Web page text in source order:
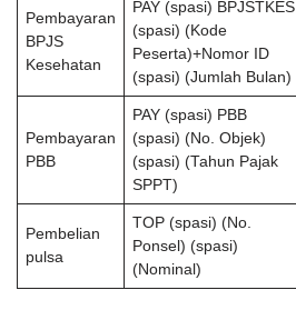
Pembayaran
BPJS
Kesehatan
PAY (spasi) BPJSTKES
(spasi) (Kode
Peserta)+Nomor ID
(spasi) (Jumlah Bulan)
Pembayaran
PBB
PAY (spasi) PBB
(spasi) (No. Objek)
(spasi) (Tahun Pajak
SPPT)
Pembelian
pulsa
TOP (spasi) (No.
Ponsel) (spasi)
(Nominal)